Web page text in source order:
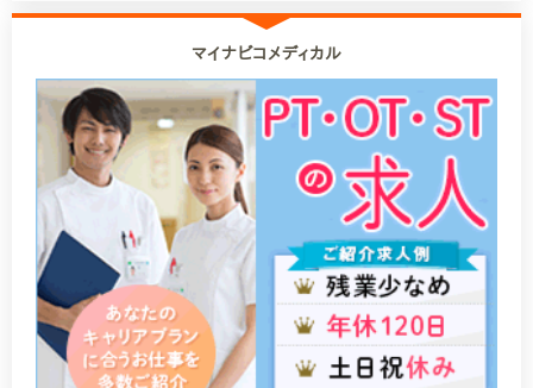
マイナビコメディカル